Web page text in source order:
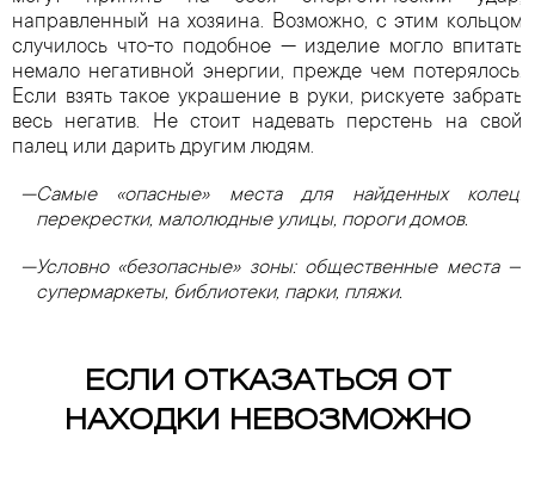
направленный на хозяина. Возможно, с этим кольцом
случилось что-то подобное — изделие могло впитать
немало негативной энергии, прежде чем потерялось.
Если взять такое украшение в руки, рискуете забрать
весь негатив. Не стоит надевать перстень на свой
палец или дарить другим людям.
Самые «опасные» места для найденных колец:
перекрестки, малолюдные улицы, пороги домов.
Условно «безопасные» зоны: общественные места —
супермаркеты, библиотеки, парки, пляжи.
ЕСЛИ ОТКАЗАТЬСЯ ОТ
НАХОДКИ НЕВОЗМОЖНО